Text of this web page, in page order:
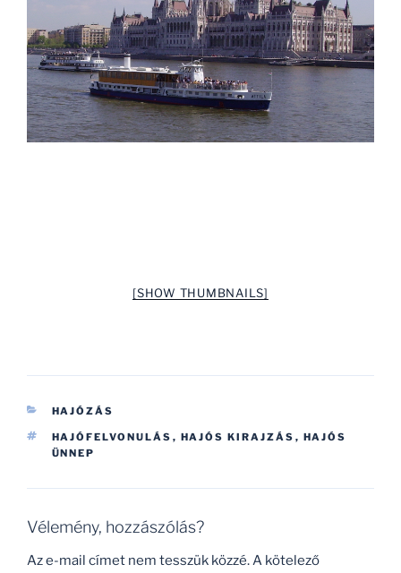
[SHOW THUMBNAILS]
KATEGÓRIÁK
HAJÓZÁS
CÍMKÉK
HAJÓFELVONULÁS , HAJÓS KIRAJZÁS , HAJÓS
ÜNNEP
Vélemény, hozzászólás?
Az e-mail címet nem tesszük közzé.A kötelező